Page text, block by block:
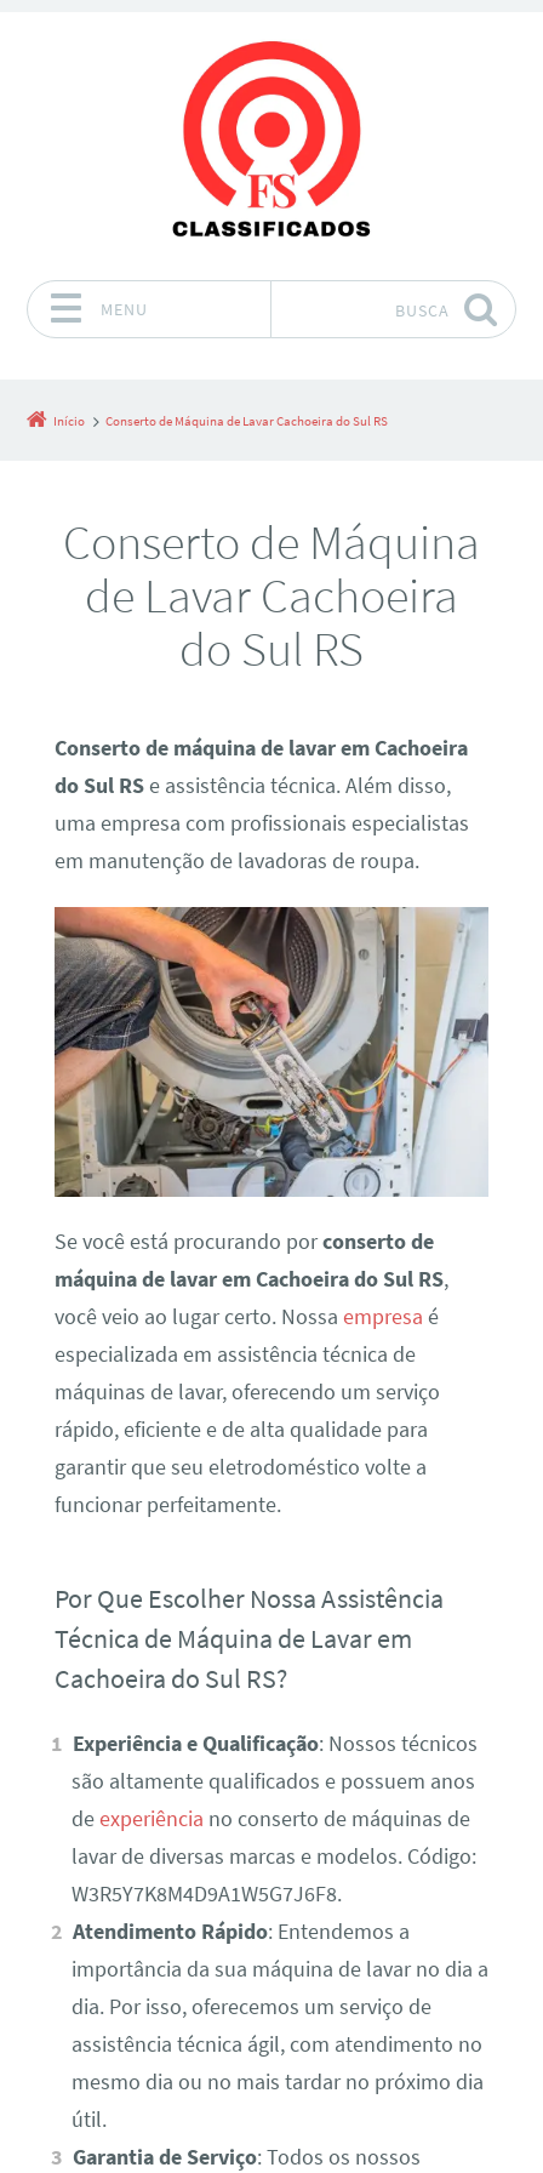
MENU BUSCA
Início Conserto de Máquina de Lavar Cachoeira do Sul RS
Conserto de Máquina
de Lavar Cachoeira
do Sul RS
Conserto de máquina de lavar em Cachoeira
do Sul RSe assistência técnica. Além disso,
uma empresa com profissionais especialistas
em manutenção de lavadoras de roupa.
Se você está procurando porconserto de
máquina de lavar em Cachoeira do Sul RS,
você veio ao lugar certo. Nossa empresa é
especializada em assistência técnica de
máquinas de lavar, oferecendo um serviço
rápido, eficiente e de alta qualidade para
garantir que seu eletrodoméstico volte a
funcionar perfeitamente.
Por Que Escolher Nossa Assistência
Técnica de Máquina de Lavar em
Cachoeira do Sul RS?
Experiência e Qualificação: Nossos técnicos
são altamente qualificados e possuem anos
deexperiência no conserto de máquinas de
lavar de diversas marcas e modelos. Código:
W3R5Y7K8M4D9A1W5G7J6F8.
Atendimento Rápido: Entendemos a
importância da sua máquina de lavar no dia a
dia. Por isso, oferecemos um serviço de
assistência técnica ágil, com atendimento no
mesmo dia ou no mais tardar no próximo dia
útil.
Garantia de Serviço: Todos os nossos